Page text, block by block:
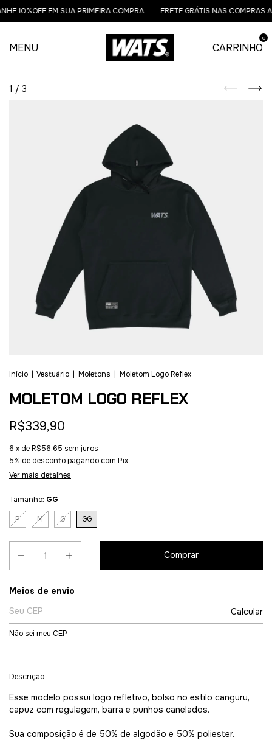
10%OFF EM SUA PRIMEIRA COMPRA FRETE GRÁTIS NAS COMPRAS
MENU CARRINHO
0
1 / 3
Início Vestuário Moletons Moletom Logo Reflex
MOLETOM LOGO REFLEX
R$339,90
6 x deR$56,65 sem juros
5% de descontopagando com Pix
Ver mais detalhes
Tamanho: GG
P
M G GG
Entregas para o CEP:
Meios de envio
Calcular
Não sei meu CEP
Descrição
Esse modelo possui logo refletivo, bolso no estilo canguru,
capuz com regulagem, barra e punhos canelados.
Sua composição é de 50% de algodão e 50% poliester.